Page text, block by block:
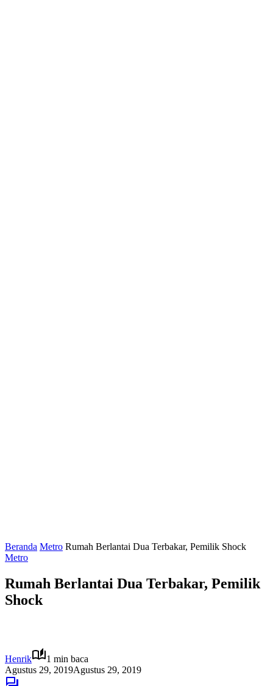
Beranda Metro Rumah Berlantai Dua Terbakar, Pemilik Shock
Metro
Rumah Berlantai Dua Terbakar, Pemilik
Shock
Henrik
1 min baca
Agustus 29, 2019Agustus 29, 2019